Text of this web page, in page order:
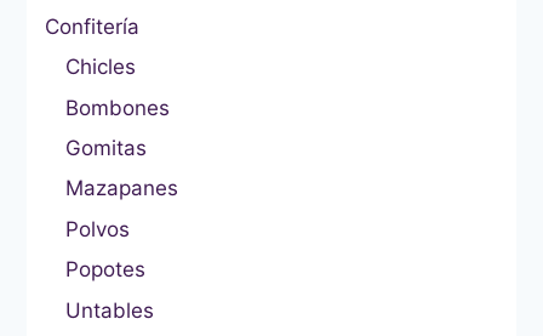
Confitería
Chicles
Bombones
Gomitas
Mazapanes
Polvos
Popotes
Untables